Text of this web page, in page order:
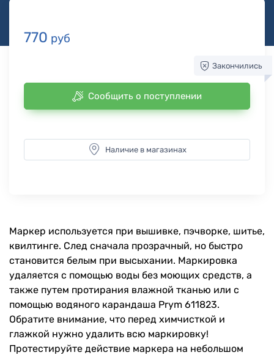
770 руб
Закончились
Сообщить о поступлении
Наличие в магазинах
Маркер используется при вышивке, пэчворке, шитье,
квилтинге. След сначала прозрачный, но быстро
становится белым при высыхании. Маркировка
удаляется с помощью воды без моющих средств, а
также путем протирания влажной тканью или с
помощью водяного карандаша Prym 611823.
Обратите внимание, что перед химчисткой и
глажкой нужно удалить всю маркировку!
Протестируйте действие маркера на небольшом